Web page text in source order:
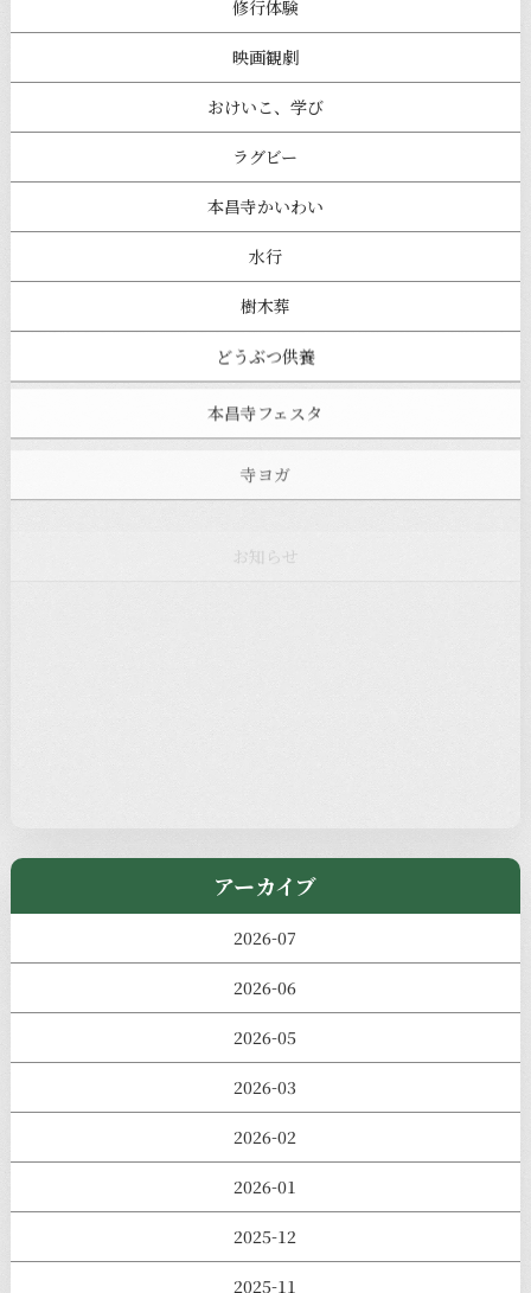
修行体験
映画観劇
おけいこ、学び
ラグビー
本昌寺かいわい
水行
樹木葬
どうぶつ供養
本昌寺フェスタ
お知らせ
注目の記事
アーカイブ
2026-07
2026-06
2026-05
2026-03
2026-02
2026-01
2025-12
2025-11